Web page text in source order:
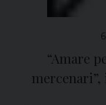
“Amare